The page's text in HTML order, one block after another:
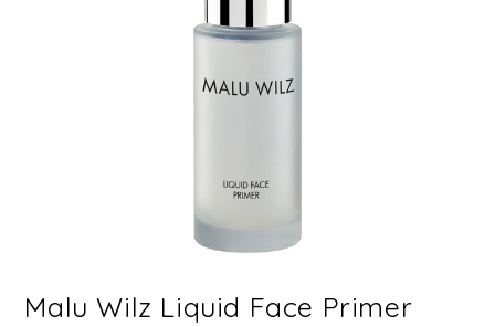
Malu Wilz Liquid Face Primer